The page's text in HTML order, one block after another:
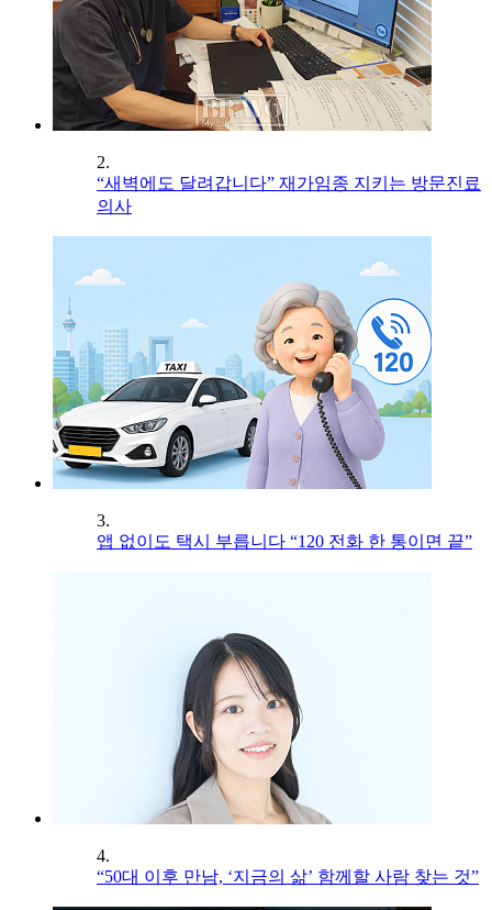
2.
“새벽에도 달려갑니다” 재가임종 지키는 방문진료
의사
3.
앱 없이도 택시 부릅니다 “120 전화 한 통이면 끝”
4.
“50대 이후 만남, ‘지금의 삶’ 함께할 사람 찾는 것”